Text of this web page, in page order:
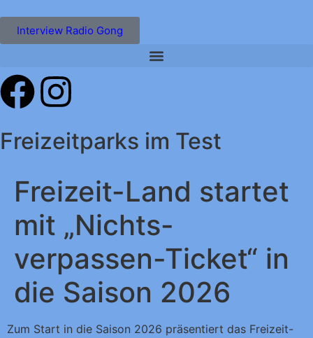
Interview Radio Gong
Freizeitparks im Test
Freizeit-Land startet
mit „Nichts-
verpassen-Ticket“ in
die Saison 2026
Zum Start in die Saison 2026 präsentiert das Freizeit-